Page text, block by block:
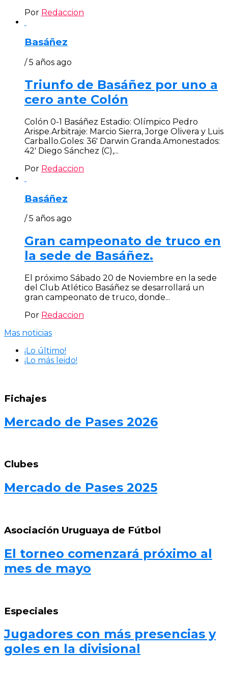
Por Redaccion
Basáñez
/ 5 años ago
Triunfo de Basáñez por uno a
cero ante Colón
Colón 0-1 Basáñez Estadio: Olímpico Pedro
Arispe.Arbitraje: Marcio Sierra, Jorge Olivera y Luis
Carballo.Goles: 36′ Darwin Granda.Amonestados:
42′ Diego Sánchez (C),...
Por Redaccion
Basáñez
/ 5 años ago
Gran campeonato de truco en
la sede de Basáñez.
El próximo Sábado 20 de Noviembre en la sede
del Club Atlético Basáñez se desarrollará un
gran campeonato de truco, donde...
Por Redaccion
Mas noticias
¡Lo último!
¡Lo más leido!
Fichajes
Mercado de Pases 2026
Clubes
Mercado de Pases 2025
Asociación Uruguaya de Fútbol
El torneo comenzará próximo al
mes de mayo
Especiales
Jugadores con más presencias y
goles en la divisional